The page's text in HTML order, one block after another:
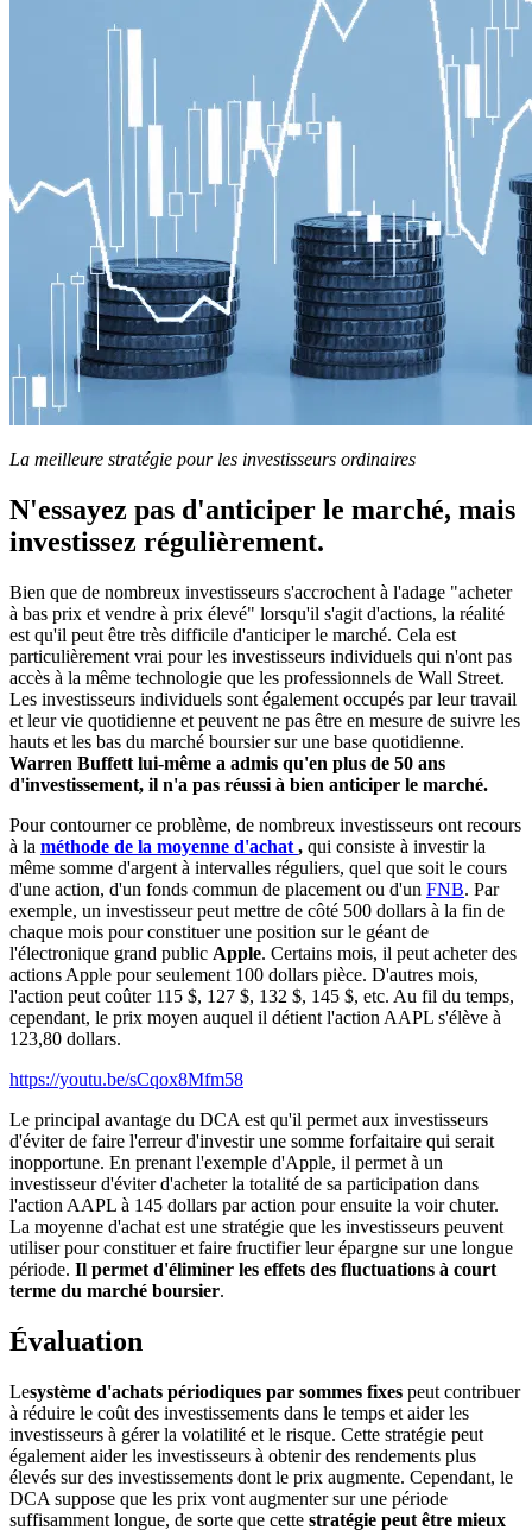
La meilleure stratégie pour les investisseurs ordinaires
N'essayez pas d'anticiper le marché, mais
investissez régulièrement.
Bien que de nombreux investisseurs s'accrochent à l'adage "acheter
à bas prix et vendre à prix élevé" lorsqu'il s'agit d'actions, la réalité
est qu'il peut être très difficile d'anticiper le marché. Cela est
particulièrement vrai pour les investisseurs individuels qui n'ont pas
accès à la même technologie que les professionnels de Wall Street.
Les investisseurs individuels sont également occupés par leur travail
et leur vie quotidienne et peuvent ne pas être en mesure de suivre les
hauts et les bas du marché boursier sur une base quotidienne.
Warren Buffett lui-même a admis qu'en plus de 50 ans
d'investissement, il n'a pas réussi à bien anticiper le marché.
Pour contourner ce problème, de nombreux investisseurs ont recours
à la méthode de la moyenne d'achat , qui consiste à investir la
même somme d'argent à intervalles réguliers, quel que soit le cours
d'une action, d'un fonds commun de placement ou d'un FNB. Par
exemple, un investisseur peut mettre de côté 500 dollars à la fin de
chaque mois pour constituer une position sur le géant de
l'électronique grand public Apple. Certains mois, il peut acheter des
actions Apple pour seulement 100 dollars pièce. D'autres mois,
l'action peut coûter 115 $, 127 $, 132 $, 145 $, etc. Au fil du temps,
cependant, le prix moyen auquel il détient l'action AAPL s'élève à
123,80 dollars.
https://youtu.be/sCqox8Mfm58
Le principal avantage du DCA est qu'il permet aux investisseurs
d'éviter de faire l'erreur d'investir une somme forfaitaire qui serait
inopportune. En prenant l'exemple d'Apple, il permet à un
investisseur d'éviter d'acheter la totalité de sa participation dans
l'action AAPL à 145 dollars par action pour ensuite la voir chuter.
La moyenne d'achat est une stratégie que les investisseurs peuvent
utiliser pour constituer et faire fructifier leur épargne sur une longue
période. Il permet d'éliminer les effets des fluctuations à court
terme du marché boursier.
Évaluation
Lesystème d'achats périodiques par sommes fixes peut contribuer
à réduire le coût des investissements dans le temps et aider les
investisseurs à gérer la volatilité et le risque. Cette stratégie peut
également aider les investisseurs à obtenir des rendements plus
élevés sur des investissements dont le prix augmente. Cependant, le
DCA suppose que les prix vont augmenter sur une période
suffisamment longue, de sorte que cette stratégie peut être mieux